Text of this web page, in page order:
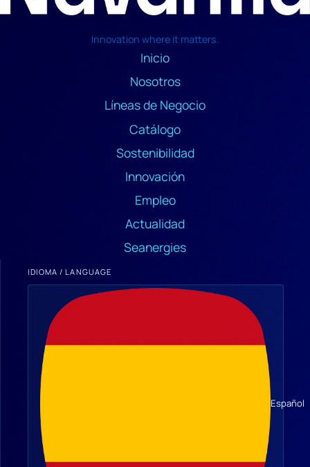
Innovation where it matters.
Inicio
Nosotros
Líneas de Negocio
Catálogo
Sostenibilidad
Innovación
Empleo
Actualidad
Seanergies
IDIOMA / LANGUAGE
Español